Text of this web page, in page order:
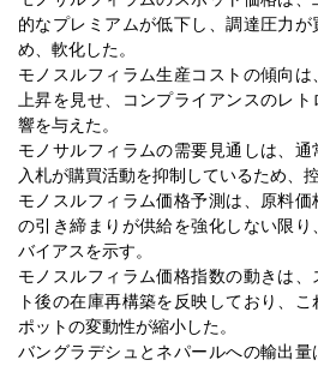
的なプレミアムが低下し、調達圧力
め、軟化した。
モノスルフィラム生産コストの傾向
上昇を見せ、コンプライアンスのレ
響を与えた。
モノサルフィラムの需要見通しは、
入札が購買活動を抑制しているため、
モノスルフィラム価格予測は、原料
の引き締まりが供給を強化しない限
バイアスを示す。
モノスルフィラム価格指数の動きは
ト後の在庫再構築を反映しており、
ポットの変動性が縮小した。
バングラデシュとネパールへの輸出